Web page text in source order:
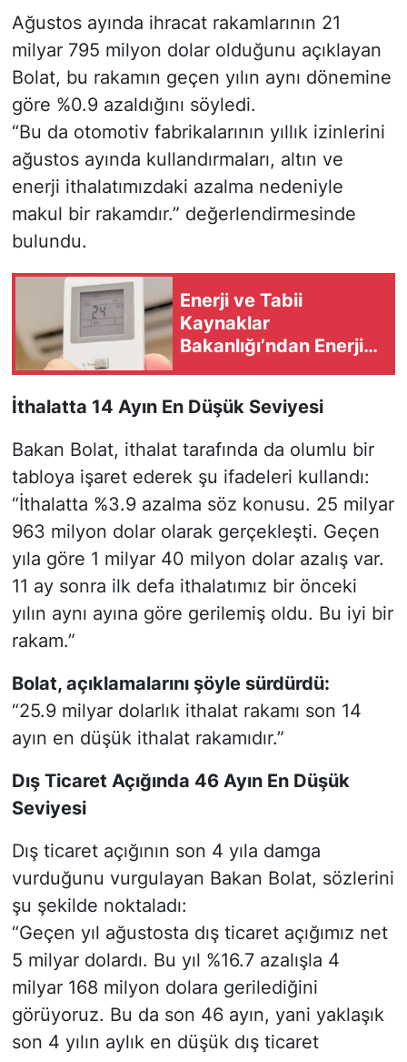
Ağustos ayında ihracat rakamlarının 21
milyar 795 milyon dolar olduğunu açıklayan
Bolat, bu rakamın geçen yılın aynı dönemine
göre %0.9 azaldığını söyledi.
“Bu da otomotiv fabrikalarının yıllık izinlerini
ağustos ayında kullandırmaları, altın ve
enerji ithalatımızdaki azalma nedeniyle
makul bir rakamdır.” değerlendirmesinde
bulundu.
Enerji ve Tabii
Kaynaklar
Bakanlığı’ndan Enerji
İthalatta 14 Ayın En Düşük Seviyesi
Bakan Bolat, ithalat tarafında da olumlu bir
tabloya işaret ederek şu ifadeleri kullandı:
“İthalatta %3.9 azalma söz konusu. 25 milyar
963 milyon dolar olarak gerçekleşti. Geçen
yıla göre 1 milyar 40 milyon dolar azalış var.
11 ay sonra ilk defa ithalatımız bir önceki
yılın aynı ayına göre gerilemiş oldu. Bu iyi bir
rakam.”
Bolat, açıklamalarını şöyle sürdürdü:
“25.9 milyar dolarlık ithalat rakamı son 14
ayın en düşük ithalat rakamıdır.”
Dış Ticaret Açığında 46 Ayın En Düşük
Seviyesi
Dış ticaret açığının son 4 yıla damga
vurduğunu vurgulayan Bakan Bolat, sözlerini
şu şekilde noktaladı:
“Geçen yıl ağustosta dış ticaret açığımız net
5 milyar dolardı. Bu yıl %16.7 azalışla 4
milyar 168 milyon dolara gerilediğini
görüyoruz. Bu da son 46 ayın, yani yaklaşık
son 4 yılın aylık en düşük dış ticaret